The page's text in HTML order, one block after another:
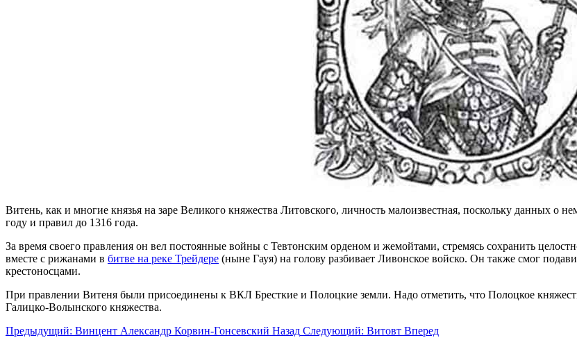
Витень, как и многие князья на заре Великого княжества Литовского, личность малоизвестная, поскольку данных о
году и правил до 1316 года.
За время своего правления он вел постоянные войны с Тевтонским орденом и жемойтами, стремясь сохранить
вместе с рижанами в битве на реке Трейдере (ныне Гауя) на голову разбивает Ливонское войско. Он также смог
крестоносцами.
При правлении Витеня были присоединены к ВКЛ Бресткие и Полоцкие земли. Надо отметить, что Полоцкое
Галицко-Волынского княжества.
Предыдущий: Винцент Александр Корвин-Гонсевский Назад Следующий: Витовт Вперед